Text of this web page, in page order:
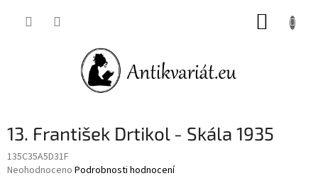
13. František Drtikol - Skála 1935
135C35A5D31F
Průměrné
Neohodnoceno Podrobnosti hodnocení